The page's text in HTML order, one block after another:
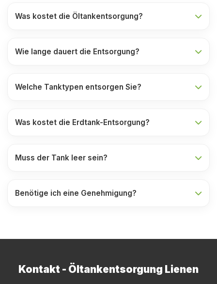
Was kostet die Öltankentsorgung?
Wie lange dauert die Entsorgung?
Welche Tanktypen entsorgen Sie?
Was kostet die Erdtank-Entsorgung?
Muss der Tank leer sein?
Benötige ich eine Genehmigung?
Kontakt - Öltankentsorgung Lienen